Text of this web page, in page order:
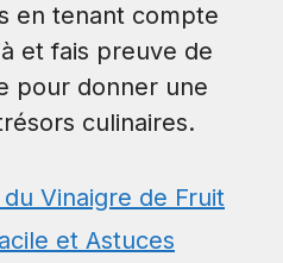
en tenant compte
et fais preuve de
pour donner une
culinaires.
Vinaigre de Fruit
et Astuces